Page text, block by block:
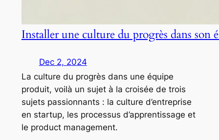
Installer une culture du progrès dans son
Dec 2, 2024
La culture du progrès dans une équipe
produit, voilà un sujet à la croisée de trois
sujets passionnants : la culture d’entreprise
en startup, les processus d’apprentissage et
le product management.